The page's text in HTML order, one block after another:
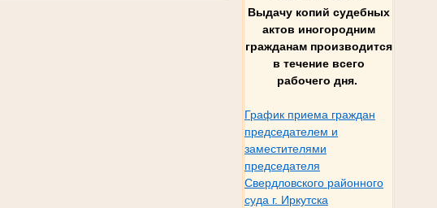
Выдачу копий судебных
актов иногородним
гражданам производится
в течение всего
рабочего дня.
График приема граждан
председателем и
заместителями
председателя
Свердловского районного
суда г. Иркутска